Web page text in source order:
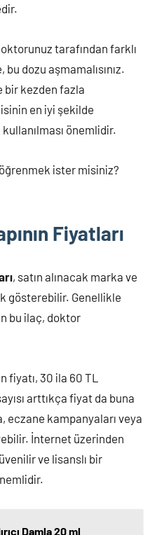
tarafından farklı
dozu aşmamalısınız.
bir kezden fazla
en iyi şekilde
önemlidir.
öğrenmek ister misiniz?
Fiyatları
, satın alınacak marka ve
gösterebilir. Genellikle
bu ilaç, doktor
fiyatı, 30 ila 60 TL
arttıkça fiyat da buna
eczane kampanyaları veya
İnternet üzerinden
ve lisanslı bir
Damla 20 ml